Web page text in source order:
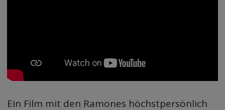
Ein Film mit den Ramones höchstpersönlich